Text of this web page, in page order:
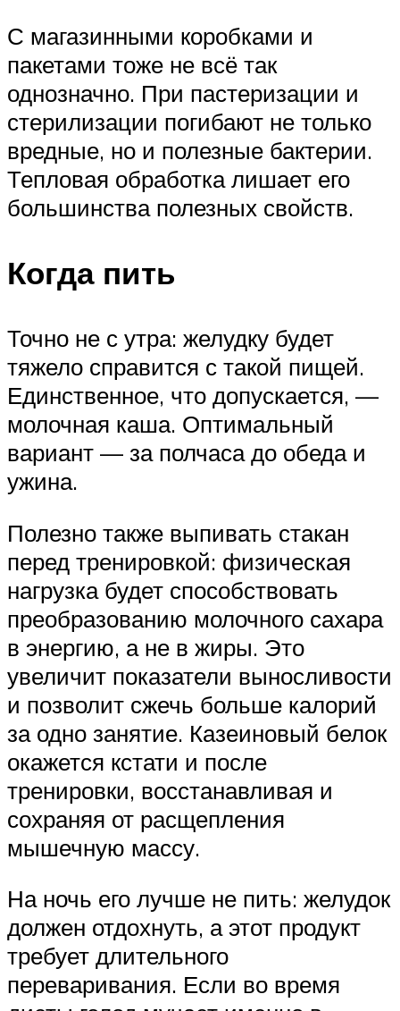
С магазинными коробками и
пакетами тоже не всё так
однозначно. При пастеризации и
стерилизации погибают не только
вредные, но и полезные бактерии.
Тепловая обработка лишает его
большинства полезных свойств.
Когда пить
Точно не с утра: желудку будет
тяжело справится с такой пищей.
Единственное, что допускается, —
молочная каша. Оптимальный
вариант — за полчаса до обеда и
ужина.
Полезно также выпивать стакан
перед тренировкой: физическая
нагрузка будет способствовать
преобразованию молочного сахара
в энергию, а не в жиры. Это
увеличит показатели выносливости
и позволит сжечь больше калорий
за одно занятие. Казеиновый белок
окажется кстати и после
тренировки, восстанавливая и
сохраняя от расщепления
мышечную массу.
На ночь его лучше не пить: желудок
должен отдохнуть, а этот продукт
требует длительного
переваривания. Если во время